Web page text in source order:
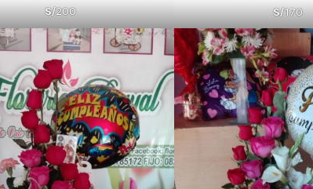
S/200 S/170